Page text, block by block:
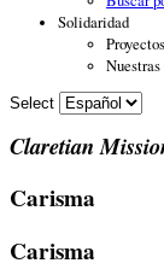
Solidaridad
Select
Claretian
Carisma
Carisma